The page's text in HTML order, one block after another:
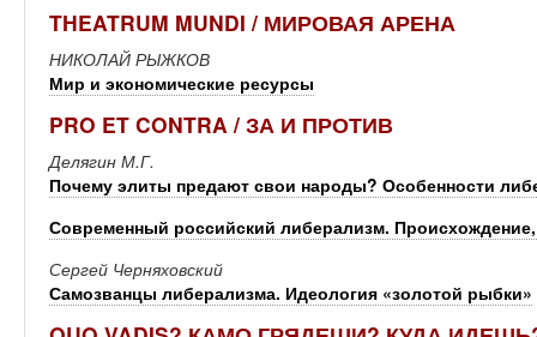
THEATRUM MUNDI / МИРОВАЯ АРЕНА
НИКОЛАЙ РЫЖКОВ
Мир и экономические ресурсы
PRO ET CONTRA / ЗА И ПРОТИВ
Делягин М.Г.
Почему элиты предают свои народы? Особенности
Современный российский либерализм.
Сергей Черняховский
Самозванцы либерализма. Идеология «золотой рыбки»